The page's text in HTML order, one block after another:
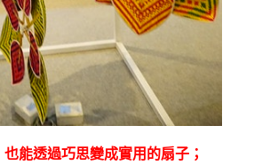
能透過巧思變成實用的扇子；